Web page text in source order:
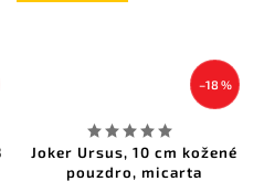
–18 %
Joker Ursus, 10 cm kožené
pouzdro, micarta